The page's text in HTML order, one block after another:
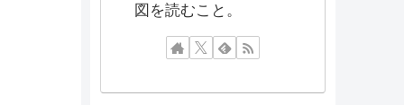
図を読むこと。